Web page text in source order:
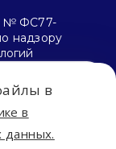
№ ФС77-
надзору
в
в
данных.